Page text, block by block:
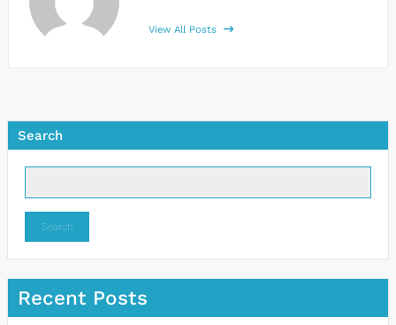
View All Posts
Search
Search
Recent Posts